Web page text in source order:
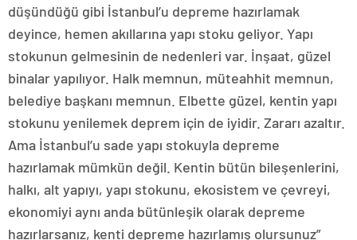
düşündüğü gibi İstanbul’u depreme hazırlamak
deyince, hemen akıllarına yapı stoku geliyor. Yapı
stokunun gelmesinin de nedenleri var. İnşaat, güzel
binalar yapılıyor. Halk memnun, müteahhit memnun,
belediye başkanı memnun. Elbette güzel, kentin yapı
stokunu yenilemek deprem için de iyidir. Zararı azaltır.
Ama İstanbul’u sade yapı stokuyla depreme
hazırlamak mümkün değil. Kentin bütün bileşenlerini,
halkı, alt yapıyı, yapı stokunu, ekosistem ve çevreyi,
ekonomiyi aynı anda bütünleşik olarak depreme
hazırlarsanız, kenti depreme hazırlamış olursunuz”